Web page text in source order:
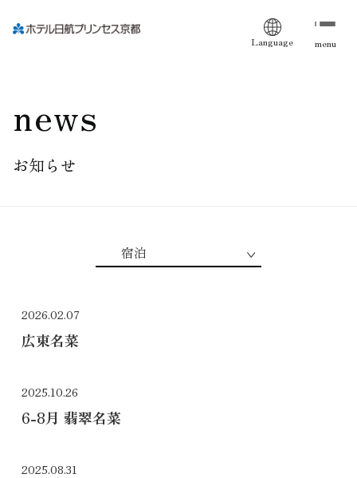
Language menu
news
お知らせ
2026.02.07
広東名菜
2025.10.26
6-8月 翡翠名菜
2025.08.31